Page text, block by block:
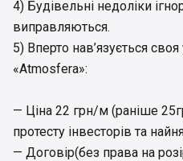
4) Будівельні недоліки
виправляються.
5) Вперто нав’язується
«Atmosfera»:
— Ціна 22 грн/м (раніше
протесту інвесторів та
— Договір(без права на